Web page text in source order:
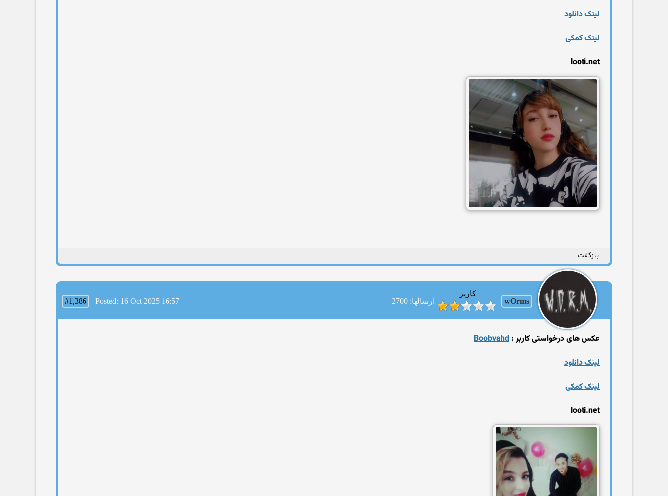
لینک دانلود
لینک کمکی
looti.net
بازگفت
wOrms
کاربر
ارسالها: 2700
#1,386 Posted: 16 Oct 2025 16:57
عکس های درخواستی کاربر : Boobvahd
لینک دانلود
لینک کمکی
looti.net